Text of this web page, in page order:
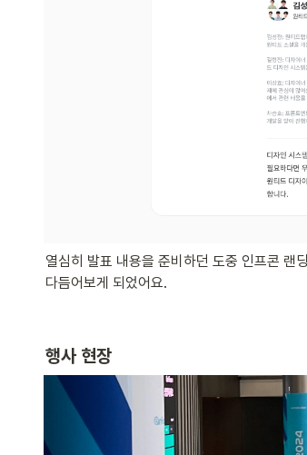
열심히 발표 내용을 준비하던 도중 인프콘 랜
다듬어보게 되었어요.
행사 현장